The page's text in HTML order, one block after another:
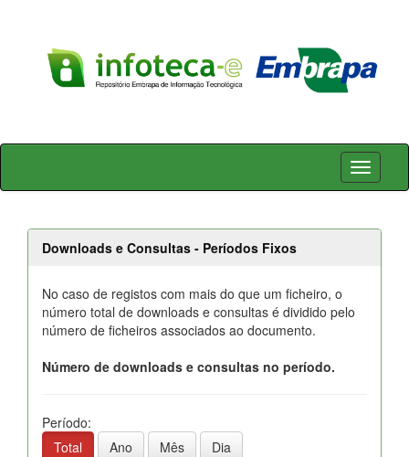
Skip
Downloads e Consultas - Períodos Fixos
No caso de registos com mais do que um ficheiro, o
número total de downloads e consultas é dividido pelo
número de ficheiros associados ao documento.
Número de downloads e consultas no período.
Período:
Total
Ano Mês Dia